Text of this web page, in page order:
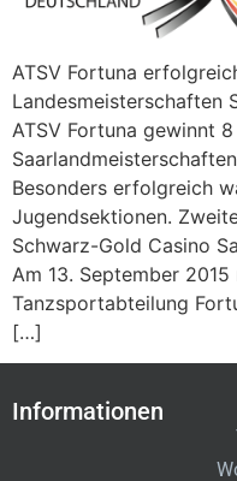
ATSV Fortuna
Landesmeisterschaften
ATSV Fortuna gewinnt
Besonders erfolgreich
Jugendsektionen.
Schwarz-Gold Casino
Am 13. September
Tanzsportabteilung
[…]
Informationen